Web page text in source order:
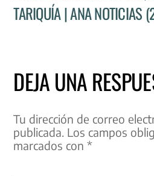
TARIQUÍA | ANA NOTICIAS
DEJA UNA
Tu dirección de correo
publicada. Los campos
marcados con*